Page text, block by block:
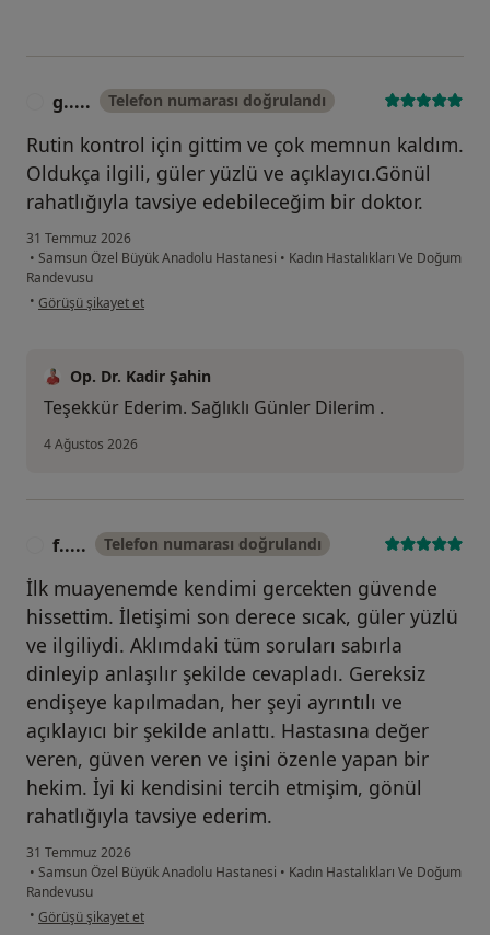
g..... Telefon numarası doğrulandı
Rutin kontrol için gittim ve çok memnun kaldım.
Oldukça ilgili, güler yüzlü ve açıklayıcı.Gönül
rahatlığıyla tavsiye edebileceğim bir doktor.
31 Temmuz 2026
• Samsun Özel Büyük Anadolu Hastanesi • Kadın Hastalıkları Ve Doğum
Randevusu
• kullanıcının görüşüne göre g.....
Görüşü şikayet et
Op. Dr. Kadir Şahin
Teşekkür Ederim. Sağlıklı Günler Dilerim .
4 Ağustos 2026
f..... Telefon numarası doğrulandı
İlk muayenemde kendimi gercekten güvende
hissettim. İletişimi son derece sıcak, güler yüzlü
ve ilgiliydi. Aklımdaki tüm soruları sabırla
dinleyip anlaşılır şekilde cevapladı. Gereksiz
endişeye kapılmadan, her şeyi ayrıntılı ve
açıklayıcı bir şekilde anlattı. Hastasına değer
veren, güven veren ve işini özenle yapan bir
hekim. İyi ki kendisini tercih etmişim, gönül
rahatlığıyla tavsiye ederim.
31 Temmuz 2026
• Samsun Özel Büyük Anadolu Hastanesi • Kadın Hastalıkları Ve Doğum
Randevusu
• kullanıcının görüşüne göre f.....
Görüşü şikayet et